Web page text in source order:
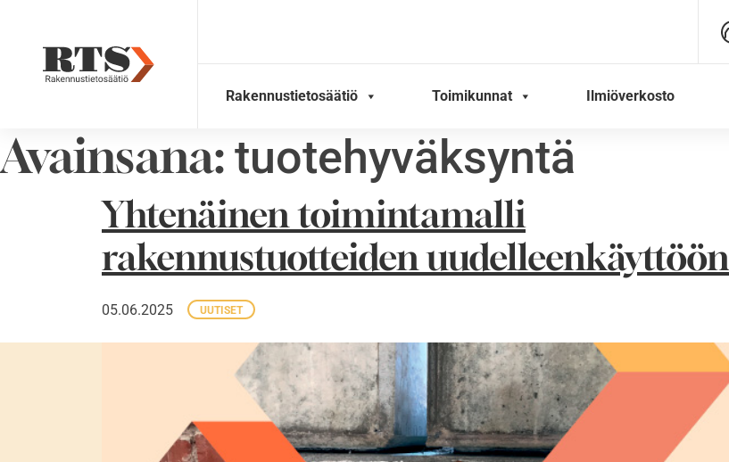
content
Rakennustietosäätiö Toimikunnat Ilmiöverkosto
Avainsana:tuotehyväksyntä
Yhtenäinen toimintamalli
rakennustuotteiden uudelleenkäyttöön
05.06.2025 UUTISET